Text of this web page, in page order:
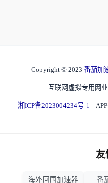
Copyright © 2023 番茄加
互联网虚拟专用网
湘ICP备2023004234号-1 APP
友
海外回国加速器 番